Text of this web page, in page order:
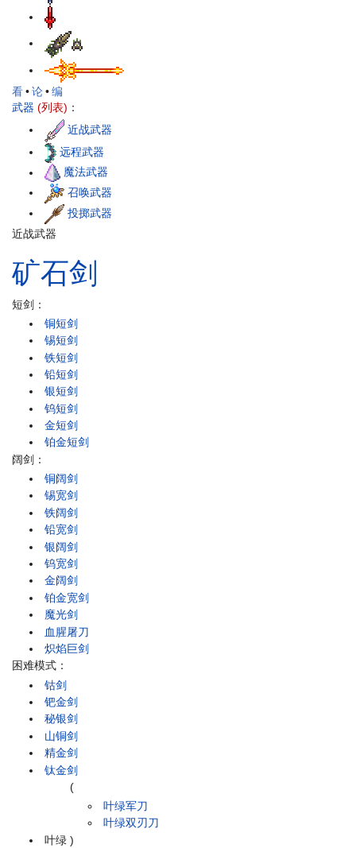
看•论•编
武器 (列表) ：
近战武器
远程武器
魔法武器
召唤武器
投掷武器
近战武器
矿石剑
短剑：
铜短剑
锡短剑
铁短剑
铅短剑
银短剑
钨短剑
金短剑
铂金短剑
阔剑：
铜阔剑
锡宽剑
铁阔剑
铅宽剑
银阔剑
钨宽剑
金阔剑
铂金宽剑
魔光剑
血腥屠刀
炽焰巨剑
困难模式：
钴剑
钯金剑
秘银剑
山铜剑
精金剑
钛金剑
叶绿
(
叶绿军刀
叶绿双刃刀
)